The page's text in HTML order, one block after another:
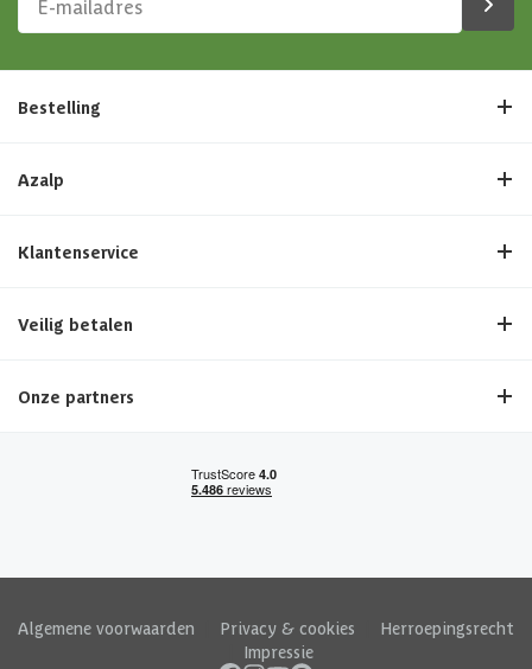
Bestelling
Azalp
Klantenservice
Veilig betalen
Onze partners
Algemene voorwaarden Privacy & cookies
Herroepingsrecht
Impressie